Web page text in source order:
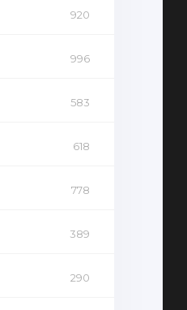
920
996
583
618
778
389
290